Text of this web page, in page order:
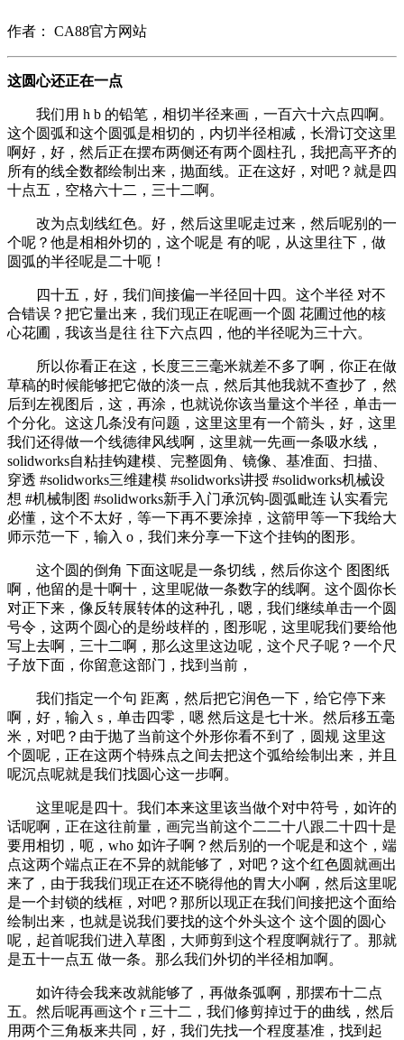
作者： CA88官方网站
这圆心还正在一点
我们用 h b 的铅笔，相切半径来画，一百六十六点四啊。
这个圆弧和这个圆弧是相切的，内切半径相减，长滑订交这里
啊好，好，然后正在摆布两侧还有两个圆柱孔，我把高平齐的
所有的线全数都绘制出来，抛面线。正在这好，对吧？就是四
十点五，空格六十二，三十二啊。
改为点划线红色。好，然后这里呢走过来，然后呢别的一
个呢？他是相相外切的，这个呢是 有的呢，从这里往下，做
圆弧的半径呢是二十呃！
四十五，好，我们间接偏一半径回十四。这个半径 对不
合错误？把它量出来，我们现正在呢画一个圆 花圃过他的核
心花圃，我该当是往 往下六点四，他的半径呢为三十六。
所以你看正在这，长度三三毫米就差不多了啊，你正在做
草稿的时候能够把它做的淡一点，然后其他我就不查抄了，然
后到左视图后，这，再涂，也就说你该当量这个半径，单击一
个分化。这这几条没有问题，这里这里有一个箭头，好，这里
我们还得做一个线德律风线啊，这里就一先画一条吸水线，
solidworks自粘挂钩建模、完整圆角、镜像、基准面、扫描、
穿透 #solidworks三维建模 #solidworks讲授 #solidworks机械设
想 #机械制图 #solidworks新手入门承沉钩-圆弧毗连 认实看完
必懂，这个不太好，等一下再不要涂掉，这箭甲等一下我给大
师示范一下，输入 o，我们来分享一下这个挂钩的图形。
这个圆的倒角 下面这呢是一条切线，然后你这个 图图纸
啊，他留的是十啊十，这里呢做一条数字的线啊。这个圆你长
对正下来，像反转展转体的这种孔，嗯，我们继续单击一个圆
号令，这两个圆心的是纷歧样的，图形呢，这里呢我们要给他
写上去啊，三十二啊，那么这里这边呢，这个尺子呢？一个尺
子放下面，你留意这部门，找到当前，
我们指定一个句 距离，然后把它润色一下，给它停下来
啊，好，输入 s，单击四零，嗯 然后这是七十米。然后移五毫
米，对吧？由于抛了当前这个外形你看不到了，圆规 这里这
个圆呢，正在这两个特殊点之间去把这个弧给绘制出来，并且
呢沉点呢就是我们找圆心这一步啊。
这里呢是四十。我们本来这里该当做个对中符号，如许的
话呢啊，正在这往前量，画完当前这个二二十八跟二十四十是
要用相切，呃，who 如许子啊？然后别的一个呢是和这个，端
点这两个端点正在不异的就能够了，对吧？这个红色圆就画出
来了，由于我我们现正在还不晓得他的胃大小啊，然后这里呢
是一个封锁的线框，对吧？那所以现正在我们间接把这个面给
绘制出来，也就是说我们要找的这个外头这个 这个圆的圆心
呢，起首呢我们进入草图，大师剪到这个程度啊就行了。那就
是五十一点五 做一条。那么我们外切的半径相加啊。
如许待会我来改就能够了，再做条弧啊，那摆布十二点
五。然后呢再画这个 r 三十二，我们修剪掉过于的曲线，然后
用两个三角板来共同，好，我们先找一个程度基准，找到起